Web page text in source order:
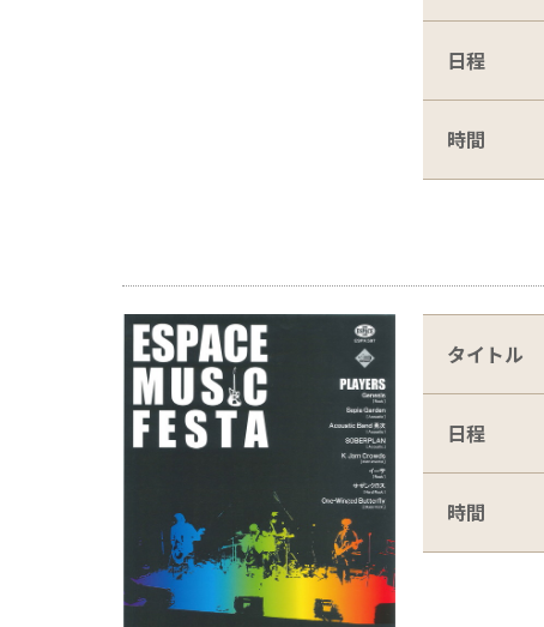
日程
時間
タイトル
日程
時間